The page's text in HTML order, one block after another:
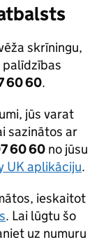
skrīningu,
palīdzības
60 60.
jūs varat
sazinātos ar
60 60 no jūsu
UK aplikāciju.
ieskaitot
. Lai lūgtu šo
uz numuru